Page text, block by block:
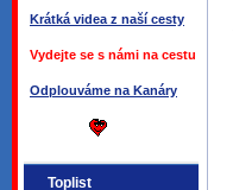
Krátká videa z naší cesty
Vydejte se s námi na cestu
Odplouváme na Kanáry
Toplist